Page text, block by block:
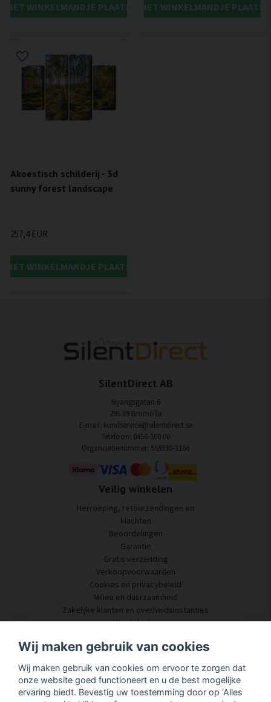
HET WINKELMANDJE PLAATSENIN HET WINKELMANDJE
Akoestisch schilderij - 3d
sunny forest landscape
257,4 EUR
HET WINKELMANDJE PLAATSEN
SilentDirect AB
Nyängsgatan 6
295 39 Bromölla
E-mail: kundservice@silentdirect.se
Telefoon: 0456-100 00
Organisatienummer: 559330-3166
Veilig winkelen
Herroeping, retourzendingen en
klachten
Beoordelingen
Garantie
Gratis verzending
Verkoopvoorwaarden
Cookies en privacybeleid
Milieu en duurzaamheid
Zakelijke klanten en overheidsinstanties
Word dealer
Klantenservice
Neem contact met ons op
Akoestisch advies
Montage en installatie
Wij maken gebruik van cookies
Wij maken gebruik van cookies om ervoor te zorgen dat
onze website goed functioneert en u de best mogelijke
ervaring biedt. Bevestig uw toestemming door op ‘Alles